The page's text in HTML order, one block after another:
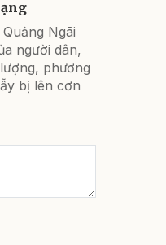
Ngãi
người dân,
phương
bị lên cơn